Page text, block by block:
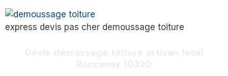
express devis pas cher demoussage toiture